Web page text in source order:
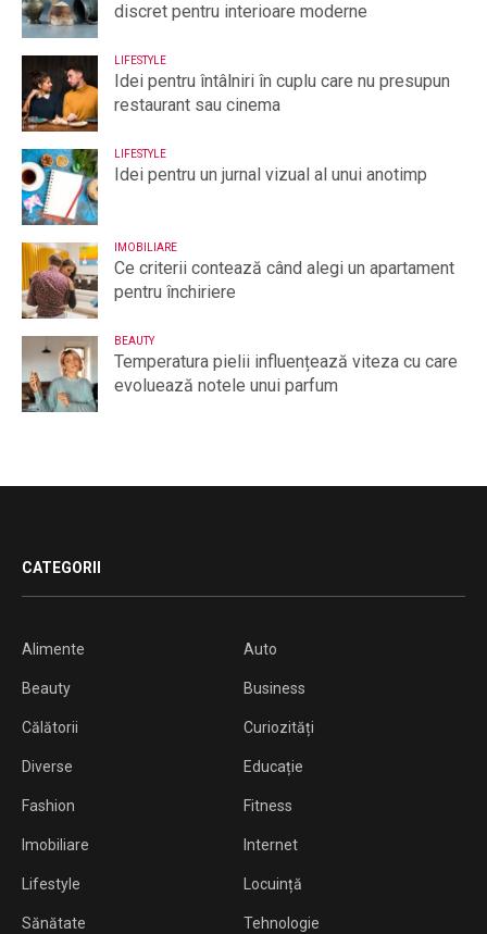
discret pentru interioare moderne
LIFESTYLE
Idei pentru întâlniri în cuplu care nu presupun
restaurant sau cinema
LIFESTYLE
Idei pentru un jurnal vizual al unui anotimp
IMOBILIARE
Ce criterii contează când alegi un apartament
pentru închiriere
BEAUTY
Temperatura pielii influențează viteza cu care
evoluează notele unui parfum
CATEGORII
Alimente Auto
Beauty Business
Călătorii Curiozități
Diverse Educație
Fashion Fitness
Imobiliare Internet
Lifestyle Locuință
Sănătate Tehnologie